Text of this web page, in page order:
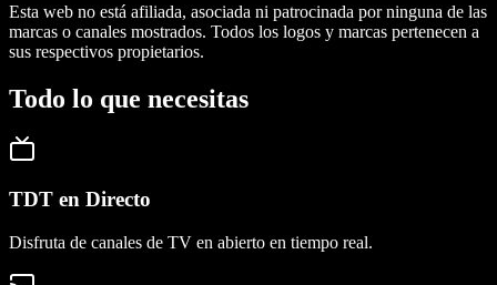
Esta web no está afiliada, asociada ni patrocinada por ninguna de las
marcas o canales mostrados. Todos los logos y marcas pertenecen a
sus respectivos propietarios.
Todo lo que necesitas
TDT en Directo
Disfruta de canales de TV en abierto en tiempo real.